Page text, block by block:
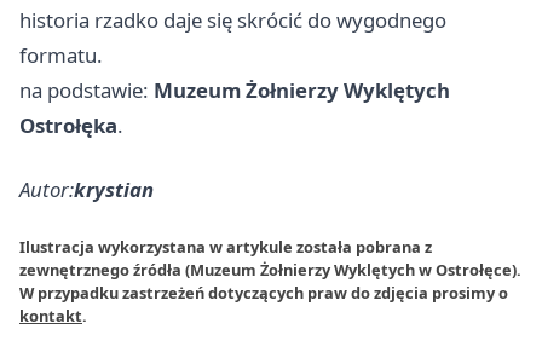
historia rzadko daje się skrócić do wygodnego
formatu.
na podstawie: Muzeum Żołnierzy Wyklętych
Ostrołęka.
Autor:krystian
Ilustracja wykorzystana w artykule została pobrana z
zewnętrznego źródła (Muzeum Żołnierzy Wyklętych w Ostrołęce).
W przypadku zastrzeżeń dotyczących praw do zdjęcia prosimy o
kontakt.